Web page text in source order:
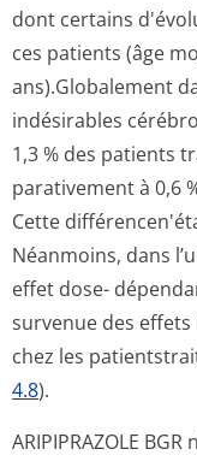
dont certains
ces patients (âge
ans).Globalement
indésirables
1,3 % des patients
parativement à 0,6
Cette
Néanmoins, dans
effet dose-
survenue des
chez les
4.8).
ARIPIPRAZOLE